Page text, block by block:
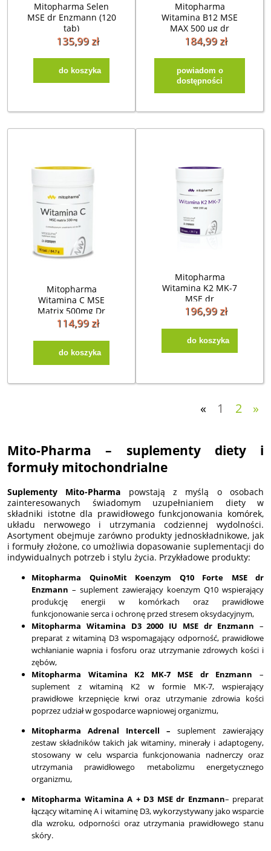
Mitopharma Selen
MSE dr Enzmann (120
tab)
135,99 zł
do koszyka
Mitopharma
Witamina B12 MSE
MAX 500 µg dr
Enzmann (120kap)
184,99 zł
powiadom o
dostępności
Mitopharma
Witamina C MSE
Matrix 500mg Dr
Enzmann (90 tab)
114,99 zł
do koszyka
Mitopharma
Witamina K2 MK-7
MSE dr
Enzmann(90kap)
196,99 zł
do koszyka
« 1 2 »
Mito-Pharma – suplementy diety i
formuły mitochondrialne
Suplementy Mito-Pharma powstają z myślą o osobach
zainteresowanych świadomym uzupełnianiem diety w
składniki istotne dla prawidłowego funkcjonowania komórek,
układu nerwowego i utrzymania codziennej wydolności.
Asortyment obejmuje zarówno produkty jednoskładnikowe, jak
i formuły złożone, co umożliwia dopasowanie suplementacji do
indywidualnych potrzeb i stylu życia. Przykładowe produkty:
Mitopharma QuinoMit Koenzym Q10 Forte MSE dr
Enzmann – suplement zawierający koenzym Q10 wspierający
produkcję energii w komórkach oraz prawidłowe
funkcjonowanie serca i ochronę przed stresem oksydacyjnym,
Mitopharma Witamina D3 2000 IU MSE dr Enzmann –
preparat z witaminą D3 wspomagający odporność, prawidłowe
wchłanianie wapnia i fosforu oraz utrzymanie zdrowych kości i
zębów,
Mitopharma Witamina K2 MK-7 MSE dr Enzmann –
suplement z witaminą K2 w formie MK-7, wspierający
prawidłowe krzepnięcie krwi oraz utrzymanie zdrowia kości
poprzez udział w gospodarce wapniowej organizmu,
Mitopharma Adrenal Intercell – suplement zawierający
zestaw składników takich jak witaminy, minerały i adaptogeny,
stosowany w celu wsparcia funkcjonowania nadnerczy oraz
utrzymania prawidłowego metabolizmu energetycznego
organizmu,
Mitopharma Witamina A + D3 MSE dr Enzmann– preparat
łączący witaminę A i witaminę D3, wykorzystywany jako wsparcie
dla wzroku, odporności oraz utrzymania prawidłowego stanu
skóry.